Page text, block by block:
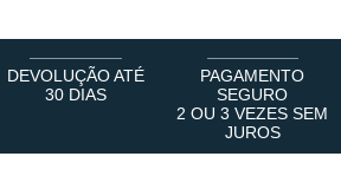
DEVOLUÇÃO ATÉ
30 DIAS
PAGAMENTO
SEGURO
2 OU 3 VEZES SEM
JUROS